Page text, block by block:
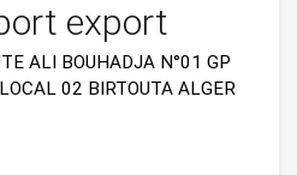
export
ALI BOUHADJA N°01 GP
02 BIRTOUTA ALGER